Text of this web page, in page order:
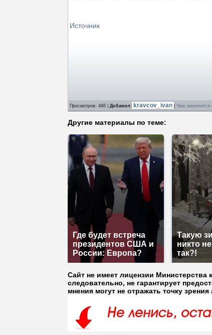
Источник
Просмотров: 486 | Добавил: kravcov_ivan Чем
Другие материалы по теме:
Где будет встреча
президентов США и
России: Европа?
Такую
никто
так?!
Сайт не имеет лицензии
следовательно, не гарантирует
мнения могут не отражать точку